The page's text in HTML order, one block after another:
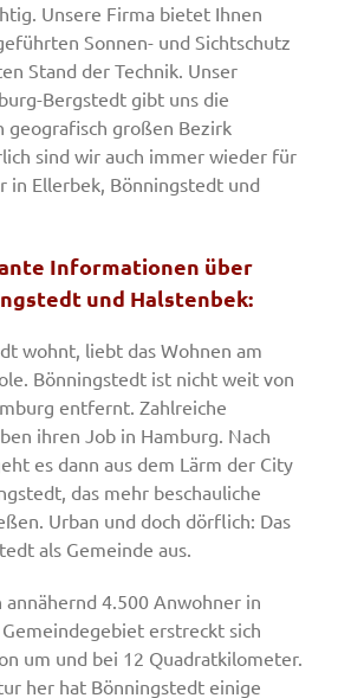
Unsere Firma bietet Ihnen
Sonnen- und Sichtschutz
Stand der Technik. Unser
Bergstedt gibt uns die
geografisch großen Bezirk
sind wir auch immer wieder für
in Ellerbek, Bönningstedt und
Informationen über
und Halstenbek:
wohnt, liebt das Wohnen am
Bönningstedt ist nicht weit von
entfernt. Zahlreiche
ihren Job in Hamburg. Nach
es dann aus dem Lärm der City
das mehr beschauliche
Urban und doch dörflich: Das
als Gemeinde aus.
annähernd 4.500 Anwohner in
erstreckt sich
um und bei 12 Quadratkilometer.
her hat Bönningstedt einige